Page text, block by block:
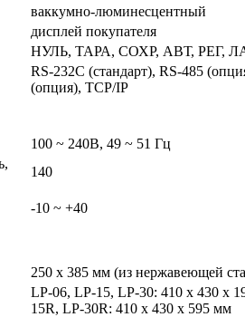
ваккумно-люминесцентный
дисплей покупателя
НУЛЬ, ТАРА, СОХР, АВТ, РЕГ,
RS-232C (стандарт), RS-485
(опция), TCP/IP
100 ~ 240В, 49 ~ 51 Гц
140
-10 ~ +40
250 x 385 мм (из нержавеющей
LP-06, LP-15, LP-30: 410 x 430 x
15R, LP-30R: 410 x 430 x 595 мм